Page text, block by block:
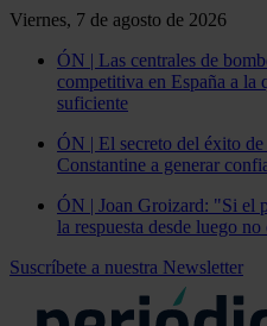
Viernes, 7 de agosto de 2026
ÓN | Las centrales de
competitiva en España a la
suficiente
ÓN | El secreto del éxito
Constantine a generar
ÓN | Joan Groizard: "Si el
la respuesta desde luego
Suscríbete a nuestra Newsletter